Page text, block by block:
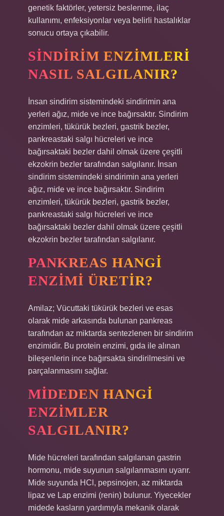
genetik faktörler, yetersiz beslenme, ilaç
kullanımı, enfeksiyonlar veya belirli hastalıklar
sonucu ortaya çıkabilir.
SINDIRIM ENZIMLERI
NASIL SALGILANIR?
İnsan sindirim sistemindeki sindirimin ana
yerleri ağız, mide ve ince bağırsaktır. Sindirim
enzimleri, tükürük bezleri, gastrik bezler,
pankreastaki salgı hücreleri ve ince
bağırsaktaki bezler dahil olmak üzere çeşitli
ekzokrin bezler tarafından salgılanır. İnsan
sindirim sistemindeki sindirimin ana yerleri
ağız, mide ve ince bağırsaktır. Sindirim
enzimleri, tükürük bezleri, gastrik bezler,
pankreastaki salgı hücreleri ve ince
bağırsaktaki bezler dahil olmak üzere çeşitli
ekzokrin bezler tarafından salgılanır.
PANKREAS HANGI
ENZIMI ÜRETIR?
Amilaz; Vücuttaki tükürük bezleri ve esas
olarak mide arkasında bulunan pankreas
tarafından az miktarda sentezlenen bir sindirim
enzimidir. Bu protein enzimi, gıda ile alınan
bileşenlerin ince bağırsakta sindirilmesini ve
parçalanmasını sağlar.
MIDEDEN HANGI
ENZIMLER
SALGILANIR?
Mide hücreleri tarafından salgılanan gastrin
hormonu, mide suyunun salgılanmasını uyarır.
Mide suyunda HCl, pepsinojen, az miktarda
lipaz ve Lap enzimi (renin) bulunur. Yiyecekler
midede kasların yardımıyla mekanik olarak